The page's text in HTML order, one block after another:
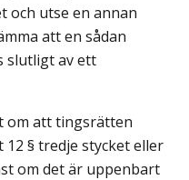
och utse en annan
att en sådan
slutligt av ett
om att tingsrätten
§ tredje stycket eller
om det är uppenbart